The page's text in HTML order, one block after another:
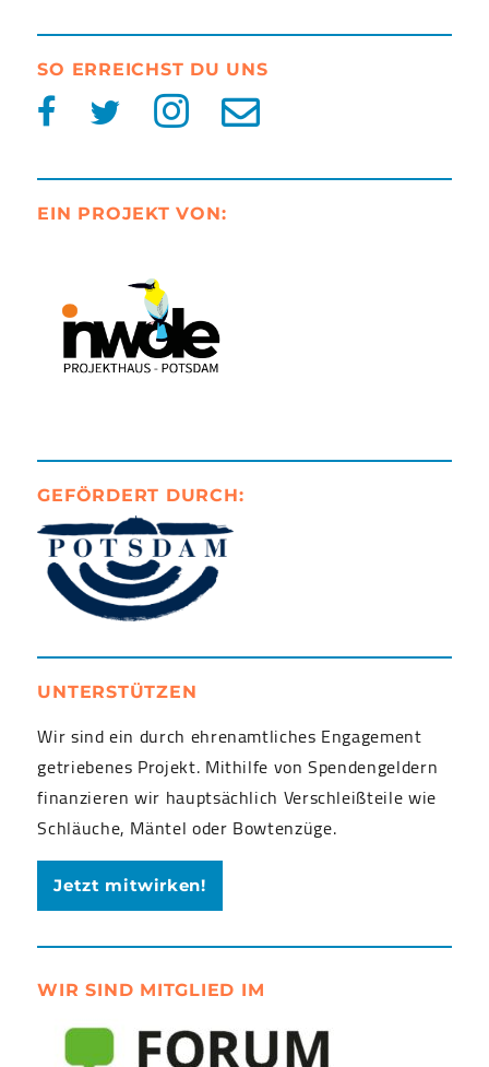
SO ERREICHST DU UNS
EIN PROJEKT VON:
GEFÖRDERT DURCH:
UNTERSTÜTZEN
Wir sind ein durch ehrenamtliches Engagement
getriebenes Projekt. Mithilfe von Spendengeldern
finanzieren wir hauptsächlich Verschleißteile wie
Schläuche, Mäntel oder Bowtenzüge.
Jetzt mitwirken!
WIR SIND MITGLIED IM